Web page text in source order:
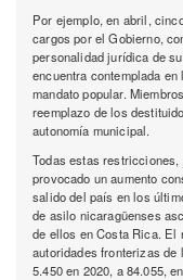
Por ejemplo, en abril,
cargos por el Gobierno,
personalidad jurídica de
encuentra contemplada
mandato popular.
reemplazo de los
autonomía municipal.
Todas estas
provocado un aumento
salido del país en los
de asilo nicaragüenses
de ellos en Costa Rica. El
autoridades fronterizas de
5.450 en 2020, a 84.055,